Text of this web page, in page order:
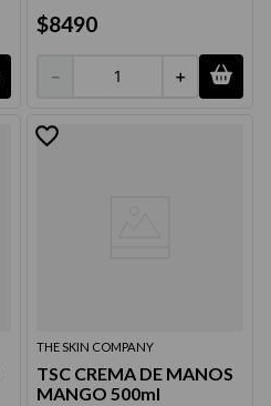
$8490
＋
－
THE SKIN COMPANY
TSC CREMA DE MANOS
MANGO 500ml